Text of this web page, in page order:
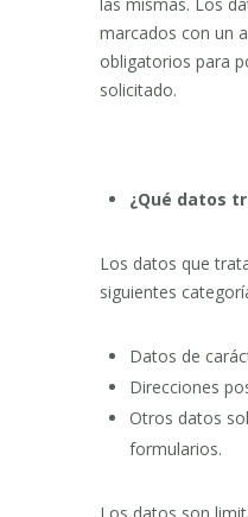
marcados con un
obligatorios para
solicitado.
¿Qué datos
Los datos que
siguientes
Datos de
Direcciones
Otros datos
formularios.